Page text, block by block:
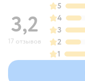
3,2
17 отзывов
5
4
3
2
1